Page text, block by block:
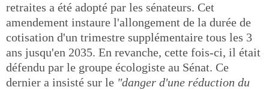
retraites a été adopté par les sénateurs. Cet
amendement instaure l'allongement de la durée de
cotisation d'un trimestre supplémentaire tous les 3
ans jusqu'en 2035. En revanche, cette fois-ci, il était
défendu par le groupe écologiste au Sénat. Ce
dernier a insisté sur le "danger d'une réduction du